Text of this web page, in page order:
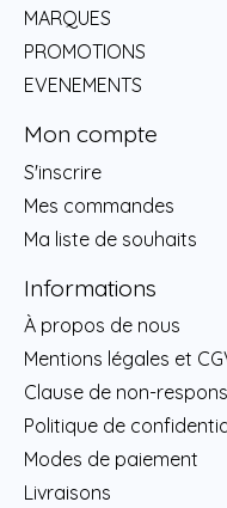
MARQUES
PROMOTIONS
EVENEMENTS
Mon compte
S'inscrire
Mes commandes
Ma liste de souhaits
Informations
À propos de nous
Mentions légales et
Clause de non-
Politique de
Modes de paiement
Livraisons